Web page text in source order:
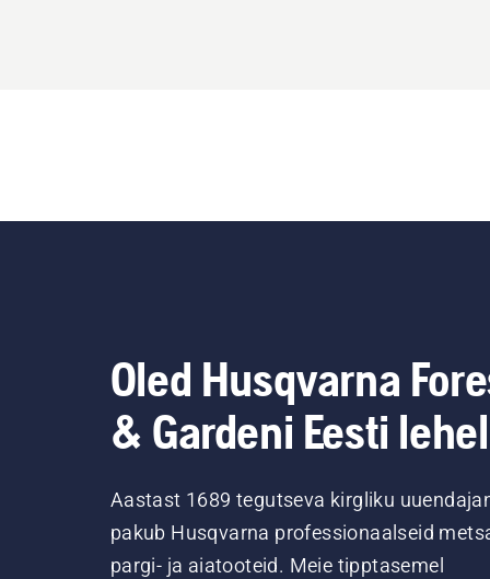
Oled Husqvarna
& Gardeni Eesti lehel
Aastast 1689 tegutseva kirgliku
pakub Husqvarna professionaalseid
pargi- ja aiatooteid. Meie tipptasemel